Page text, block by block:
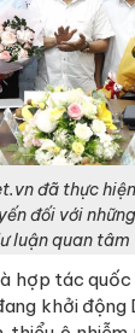
phó với
trên
Vấn đề
Môi trường